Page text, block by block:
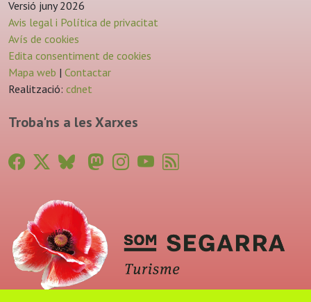
Versió juny 2026
Avis legal i Política de privacitat
Avís de cookies
Edita consentiment de cookies
Mapa web | Contactar
Realització: cdnet
Troba'ns a les Xarxes